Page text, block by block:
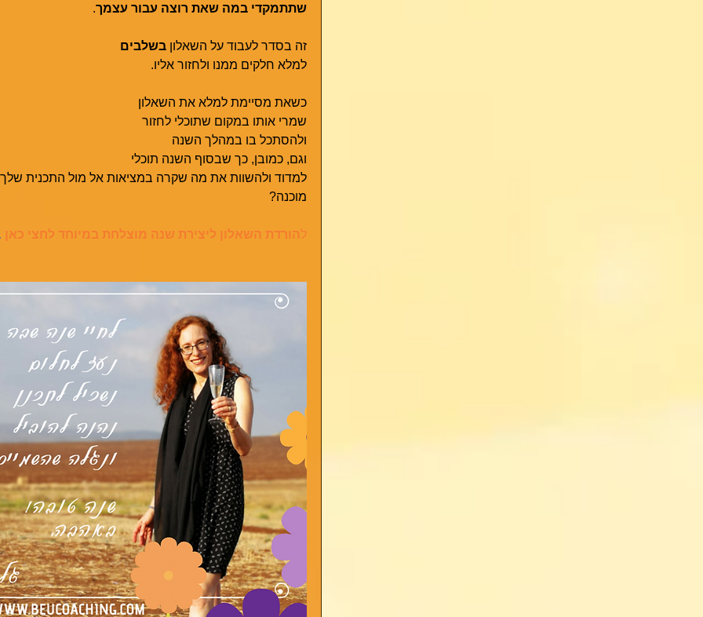
שתתמקדי במה שאת רוצה עבור עצמך.
זה בסדר לעבוד על השאלון בשלבים
למלא חלקים ממנו ולחזור אליו.
כשאת מסיימת למלא את השאלון
שמרי אותו במקום שתוכלי לחזור
ולהסתכל בו במהלך השנה
וגם, כמובן, כך שבסוף השנה תוכלי
למדוד ולהשוות את מה שקרה במציאות אל מול התכנית
מוכנה?
להורדת השאלון ליצירת שנה מוצלחת במיוחד לחצי כאן